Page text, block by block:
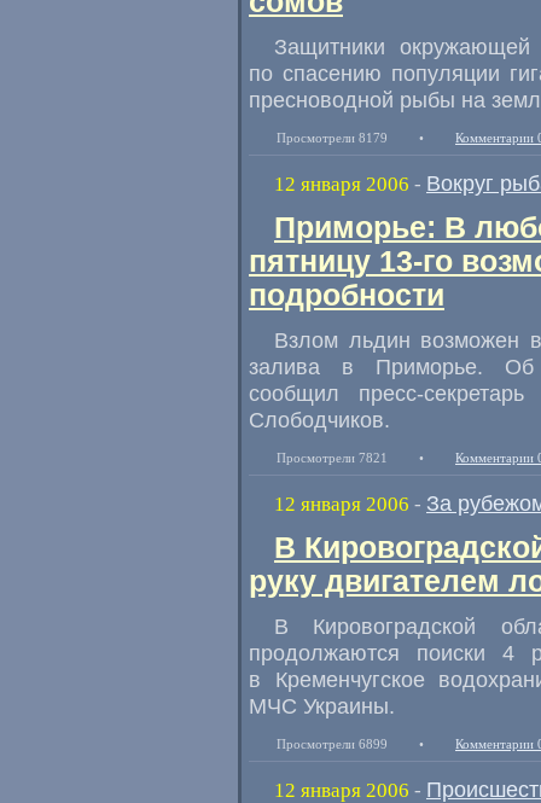
Защитники
по спасению популяции
пресноводной рыбы на
Просмотрели 8179 • Комментарии
12 января 2006 - Вокруг
Приморье: В
пятницу 13-го
подробности
Взлом льдин возможен
залива в Приморье. Об
сообщил пресс-
Слободчиков.
Просмотрели 7821 • Комментарии
12 января 2006 - За
В
руку двигателем
В Кировоградской
продолжаются поиски 4
в Кременчугское
МЧС Украины.
Просмотрели 6899 • Комментарии
12 января 2006 -